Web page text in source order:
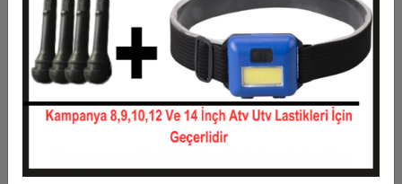
6
191,53 TL
1.149,15 TL
7
167,07 TL
1.169,49 TL
8
148,73 TL
1.189,83 TL
9
134,46 TL
1.210,17 TL
123,05 TL
11
112,79 TL
1.240,68 TL